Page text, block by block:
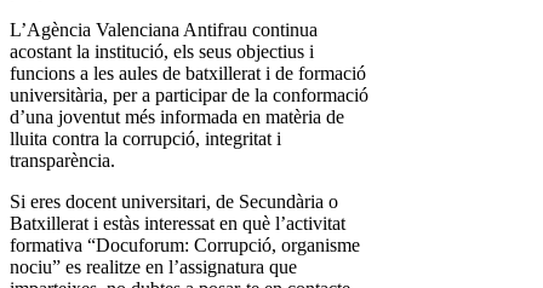
L’Agència Valenciana Antifrau continua
acostant la institució, els seus objectius i
funcions a les aules de batxillerat i de formació
universitària, per a participar de la conformació
d’una joventut més informada en matèria de
lluita contra la corrupció, integritat i
transparència.
Si eres docent universitari, de Secundària o
Batxillerat i estàs interessat en què l’activitat
formativa “Docuforum: Corrupció, organisme
nociu” es realitze en l’assignatura que